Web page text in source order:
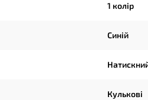
1 колір
Синій
Кулькові